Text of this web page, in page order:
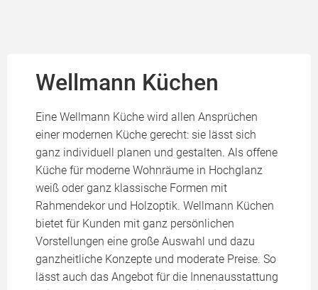
Wellmann Küchen
Eine Wellmann Küche wird allen Ansprüchen
einer modernen Küche gerecht: sie lässt sich
ganz individuell planen und gestalten. Als offene
Küche für moderne Wohnräume in Hochglanz
weiß oder ganz klassische Formen mit
Rahmendekor und Holzoptik. Wellmann Küchen
bietet für Kunden mit ganz persönlichen
Vorstellungen eine große Auswahl und dazu
ganzheitliche Konzepte und moderate Preise. So
lässt auch das Angebot für die Innenausstattung